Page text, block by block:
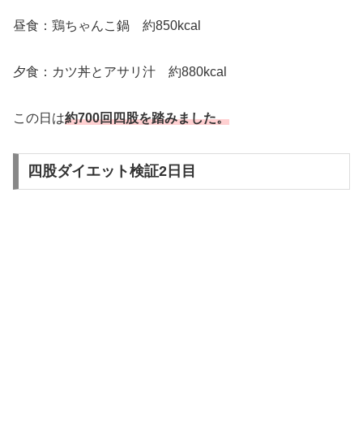
昼食：鶏ちゃんこ鍋 約850kcal
夕食：カツ丼とアサリ汁 約880kcal
この日は約700回四股を踏みました。
四股ダイエット検証2日目